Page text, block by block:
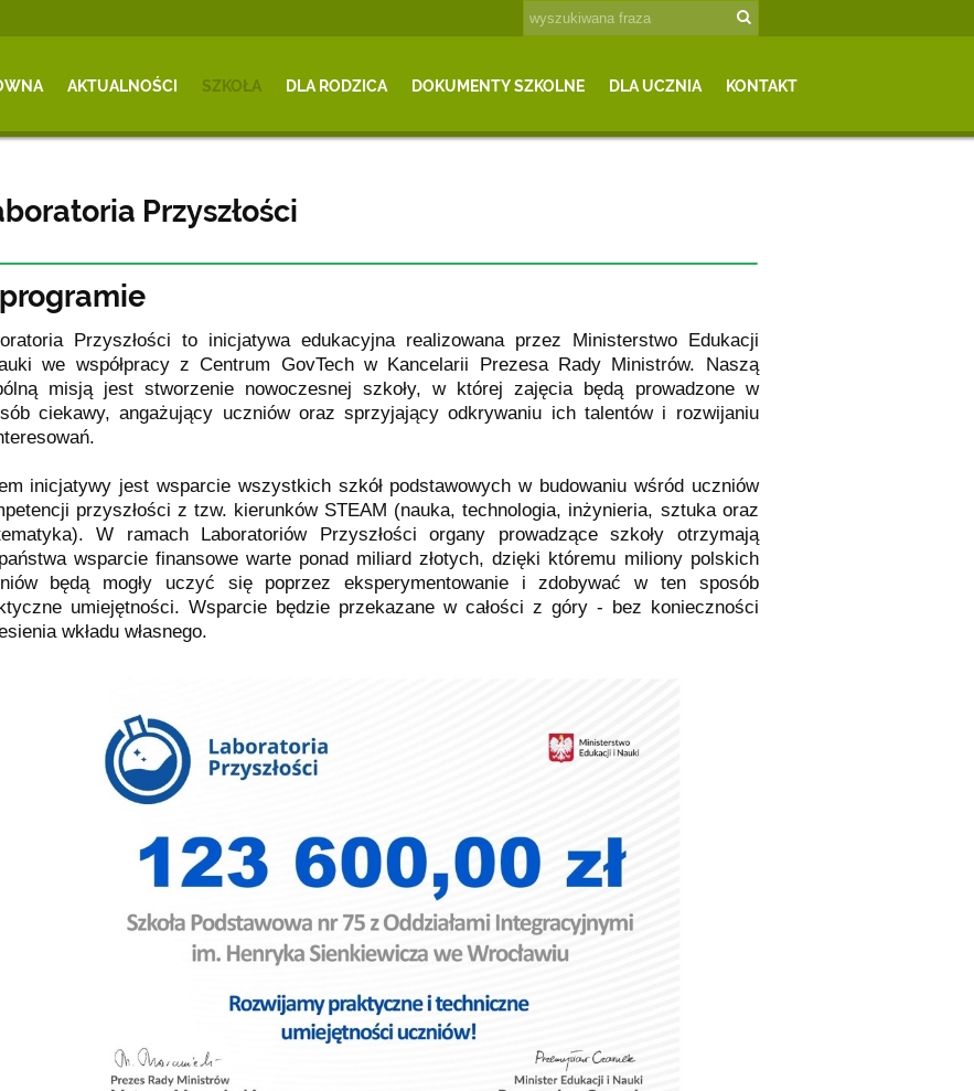
AKTUALNOŚCI SZKOŁA DLA RODZICA DOKUMENTY SZKOLNE DLA UCZNIA KONTAKT
Przyszłości
Przyszłości to inicjatywa edukacyjna realizowana przez Ministerstwo Edukacji
we współpracy z Centrum GovTech w Kancelarii Prezesa Rady Ministrów. Naszą
misją jest stworzenie nowoczesnej szkoły, w której zajęcia będą prowadzone w
ciekawy, angażujący uczniów oraz sprzyjający odkrywaniu ich talentów i rozwijaniu
inicjatywy jest wsparcie wszystkich szkół podstawowych w budowaniu wśród uczniów
przyszłości z tzw. kierunków STEAM (nauka, technologia, inżynieria, sztuka oraz
W ramach Laboratoriów Przyszłości organy prowadzące szkoły otrzymają
wsparcie finansowe warte ponad miliard złotych, dzięki któremu miliony polskich
będą mogły uczyć się poprzez eksperymentowanie i zdobywać w ten sposób
umiejętności. Wsparcie będzie przekazane w całości z góry - bez konieczności
wkładu własnego.